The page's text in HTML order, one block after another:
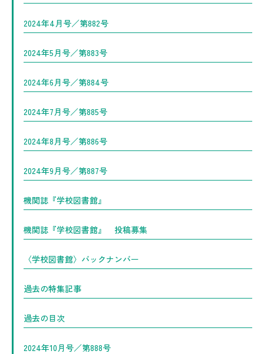
2024年4月号／第882号
2024年5月号／第883号
2024年6月号／第884号
2024年7月号／第885号
2024年8月号／第886号
2024年9月号／第887号
機関誌『学校図書館』
機関誌『学校図書館』 投稿募集
〈学校図書館〉バックナンバー
過去の特集記事
過去の目次
2024年10月号／第888号